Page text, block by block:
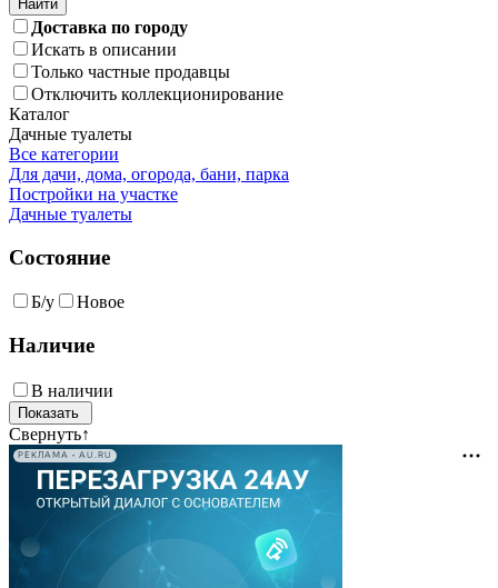
Доставка по городу
Искать в описании
Только частные продавцы
Отключить коллекционирование
Каталог
Дачные туалеты
Все категории
Для дачи, дома, огорода, бани, парка
Постройки на участке
Дачные туалеты
Состояние
Б/у Новое
Наличие
В наличии
Свернуть↑
РЕКЛАМА • AU.RU